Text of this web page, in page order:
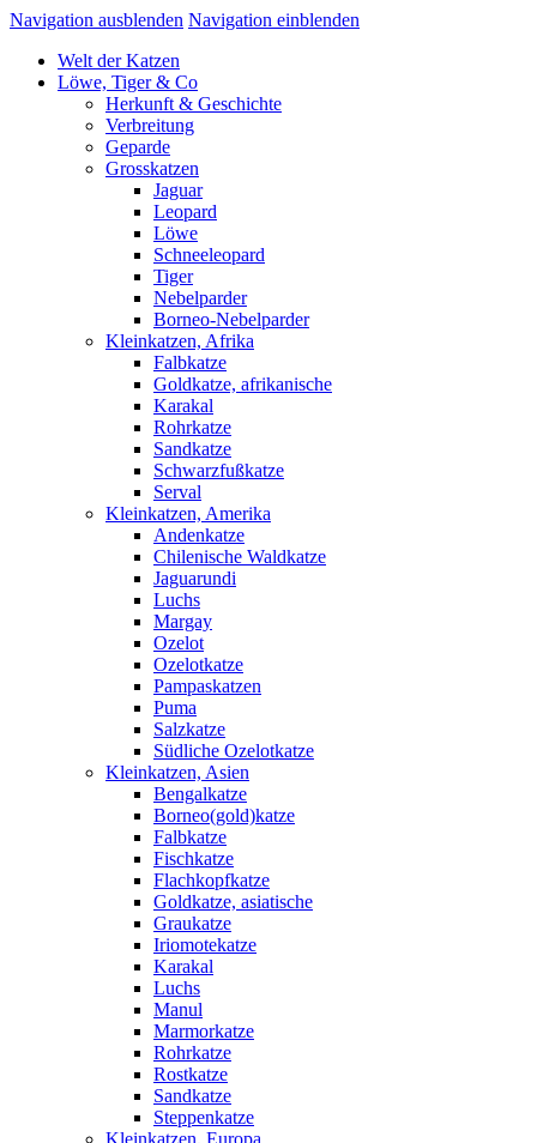
Navigation ausblenden Navigation einblenden
Welt der Katzen
Löwe, Tiger & Co
Herkunft & Geschichte
Verbreitung
Geparde
Grosskatzen
Jaguar
Leopard
Löwe
Schneeleopard
Tiger
Nebelparder
Borneo-Nebelparder
Kleinkatzen, Afrika
Falbkatze
Goldkatze, afrikanische
Karakal
Rohrkatze
Sandkatze
Schwarzfußkatze
Serval
Kleinkatzen, Amerika
Andenkatze
Chilenische Waldkatze
Jaguarundi
Luchs
Margay
Ozelot
Ozelotkatze
Pampaskatzen
Puma
Salzkatze
Südliche Ozelotkatze
Kleinkatzen, Asien
Bengalkatze
Borneo(gold)katze
Falbkatze
Fischkatze
Flachkopfkatze
Goldkatze, asiatische
Graukatze
Iriomotekatze
Karakal
Luchs
Manul
Marmorkatze
Rohrkatze
Rostkatze
Sandkatze
Steppenkatze
Kleinkatzen, Europa